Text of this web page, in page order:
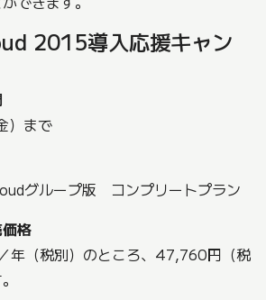
2015導入応援キャン
）まで
グループ版 コンプリートプラン
格
年（税別）のところ、47,760円（税